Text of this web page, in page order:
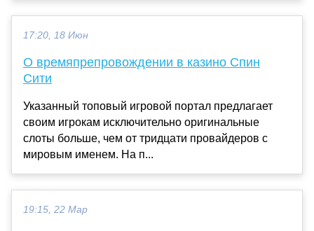
17:20, 18 Июн
О времяпрепровождении в казино Спин
Сити
Указанный топовый игровой портал предлагает
своим игрокам исключительно оригинальные
слоты больше, чем от тридцати провайдеров с
мировым именем. На п...
19:15, 22 Мар